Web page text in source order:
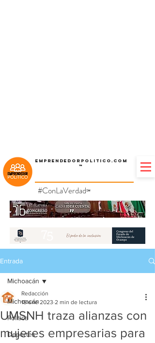
Emprendedorpolitico.com
™
#ConLaVerdad℠
Entrada
Michoacán
Política
Deportes
Michoacán
UMSNH traza alianzas con
mujeres empresarias para
Redacción
18 ene 2023 2 min de lectura